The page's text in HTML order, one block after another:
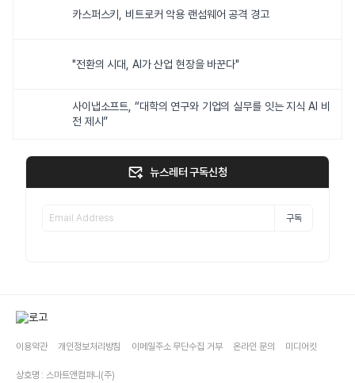
카스퍼스키, 비트로커 악용 랜섬웨어 공격 경고
"전환의 시대, AI가 산업 현장을 바꾼다"
사이냅소프트, “대학의 연구와 기업의 실무를 잇는 지식 AI 비
전 제시”
뉴스레터 구독신청
구독
이용약관 개인정보처리방침 이메일주소 무단수집 거부 온라인 문의 미디어킷
상호명 : 스마트앤컴퍼니(주)